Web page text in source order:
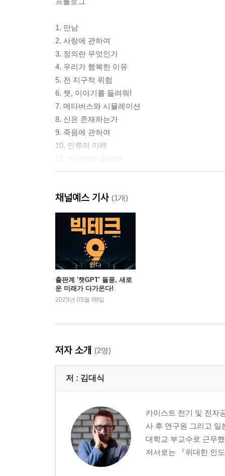
1. 만남
2. 사랑에 관하여
3. 정의란 무엇인가
4. 우리가 행복한 이유
5. 전 지구적 위험
6. 챗, 이야기를 들려줘!
7. 메타버스와 시뮬레이션
8. 신은 존재하는가
9. 죽음에 관하여
10. 인류의 미래
에필로그Ⅱ. 기계와의 대화를 마무리하며
채널예스 기사 (1개)
읽다
출판계 '챗GPT' 돌풍, 새로
운 미래가 다가온다!
2023년 03월 08일
저자 소개 (2명)
저 : 김대식
카이스트 전기 및 전자
사 후 연구원 그리고 일
대학교 부교수로 근무
저서로는 『위대한 인